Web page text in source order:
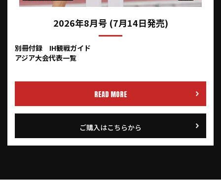
2026年8月号 (7月14日発売)
別冊付録 IH観戦ガイド
アジア大会代表一覧
READ MORE
ご購入はこちらから